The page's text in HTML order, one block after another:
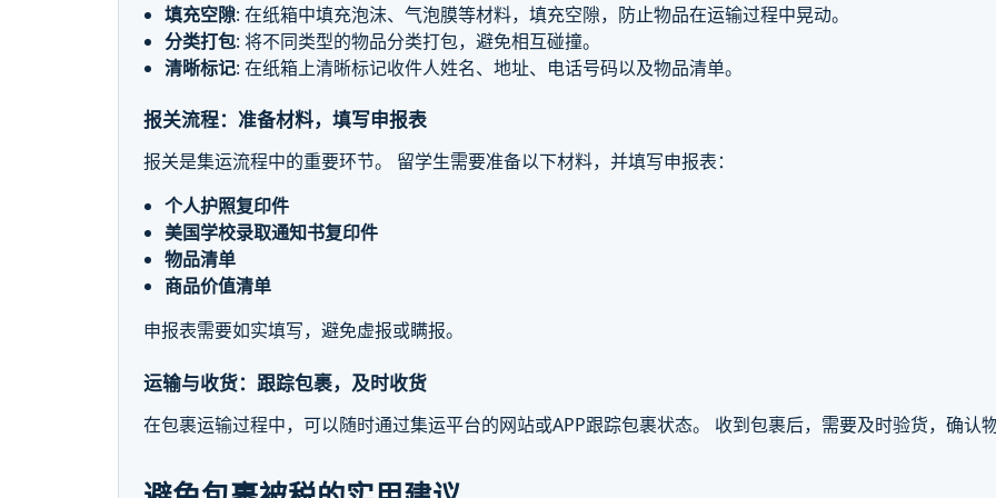
填充空隙: 在纸箱中填充泡沫、气泡膜等材料，填充空隙，防止物品在运输过程中晃动。
分类打包: 将不同类型的物品分类打包，避免相互碰撞。
清晰标记: 在纸箱上清晰标记收件人姓名、地址、电话号码以及物品清单。
报关流程：准备材料，填写申报表
报关是集运流程中的重要环节。 留学生需要准备以下材料，并填写申报表：
个人护照复印件
美国学校录取通知书复印件
物品清单
商品价值清单
申报表需要如实填写，避免虚报或瞒报。
运输与收货：跟踪包裹，及时收货
在包裹运输过程中，可以随时通过集运平台的网站或APP跟踪包裹状态。 收到包裹后，需要及时验货，确认